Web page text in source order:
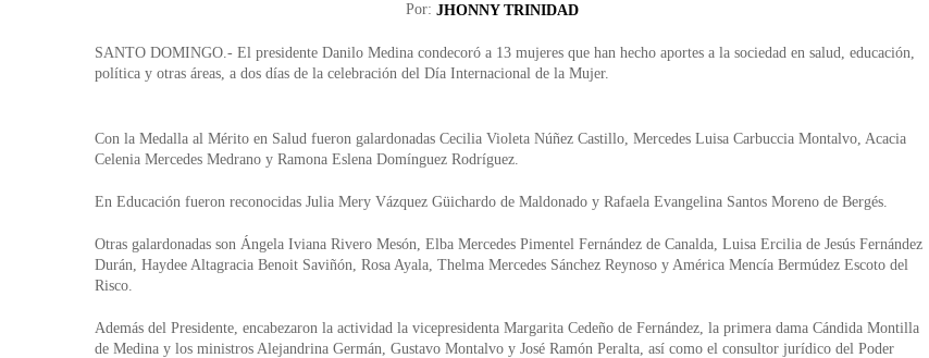
Por: JHONNY TRINIDAD
SANTO DOMINGO.- El presidente Danilo Medina condecoró a 13 mujeres que han hecho aportes a la sociedad en salud, educación,
política y otras áreas, a dos días de la celebración del Día Internacional de la Mujer.
Con la Medalla al Mérito en Salud fueron galardonadas Cecilia Violeta Núñez Castillo, Mercedes Luisa Carbuccia Montalvo, Acacia
Celenia Mercedes Medrano y Ramona Eslena Domínguez Rodríguez.
En Educación fueron reconocidas Julia Mery Vázquez Güichardo de Maldonado y Rafaela Evangelina Santos Moreno de Bergés.
Otras galardonadas son Ángela Iviana Rivero Mesón, Elba Mercedes Pimentel Fernández de Canalda, Luisa Ercilia de Jesús Fernández
Durán, Haydee Altagracia Benoit Saviñón, Rosa Ayala, Thelma Mercedes Sánchez Reynoso y América Mencía Bermúdez Escoto del
Risco.
Además del Presidente, encabezaron la actividad la vicepresidenta Margarita Cedeño de Fernández, la primera dama Cándida Montilla
de Medina y los ministros Alejandrina Germán, Gustavo Montalvo y José Ramón Peralta, así como el consultor jurídico del Poder